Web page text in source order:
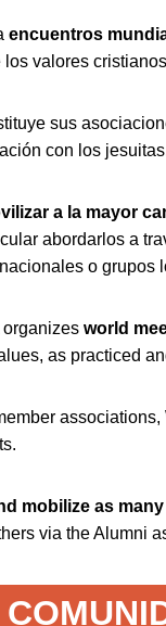
encuentros
valores
sus
con los
a la mayor
abordarlos a
o grupos
organizes world
as practiced
mobilize as
via the Alumni